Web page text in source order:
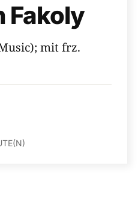
Fakoly
mit frz.